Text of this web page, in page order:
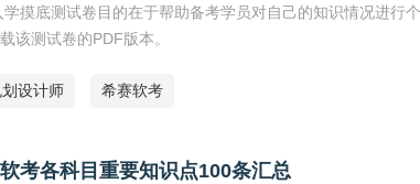
摸底测试卷目的在于帮助备考学员对自己的知识情况进行
该测试卷的PDF版本。
设计师 希赛软考
考各科目重要知识点100条汇总